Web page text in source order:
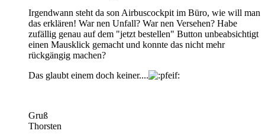
Irgendwann steht da son Airbuscockpit im Büro, wie will man
das erklären! War nen Unfall? War nen Versehen? Habe
zufällig genau auf dem "jetzt bestellen" Button unbeabsichtigt
einen Mausklick gemacht und konnte das nicht mehr
rückgängig machen?
Das glaubt einem doch keiner....
Gruß
Thorsten